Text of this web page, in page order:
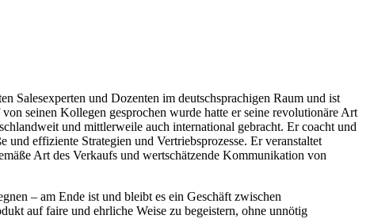
Salesexperten und Dozenten im deutschsprachigen Raum und ist
seinen Kollegen gesprochen wurde hatte er seine revolutionäre Art
und mittlerweile auch international gebracht. Er coacht und
effiziente Strategien und Vertriebsprozesse. Er veranstaltet
Art des Verkaufs und wertschätzende Kommunikation von
– am Ende ist und bleibt es ein Geschäft zwischen
auf faire und ehrliche Weise zu begeistern, ohne unnötig